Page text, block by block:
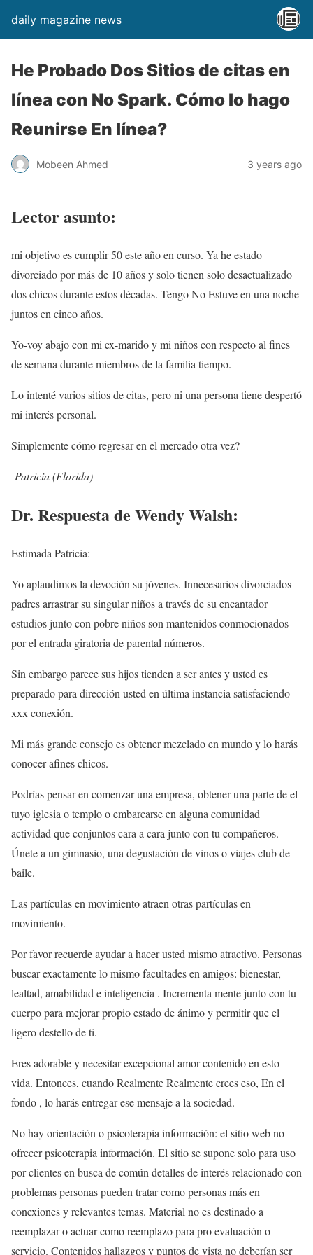
daily magazine news
He Probado Dos Sitios de citas en
línea con No Spark. Cómo lo hago
Reunirse En línea?
Mobeen Ahmed 3 years ago
Lector asunto:
mi objetivo es cumplir 50 este año en curso. Ya he estado
divorciado por más de 10 años y solo tienen solo desactualizado
dos chicos durante estos décadas. Tengo No Estuve en una noche
juntos en cinco años.
Yo-voy abajo con mi ex-marido y mi niños con respecto al fines
de semana durante miembros de la familia tiempo.
Lo intenté varios sitios de citas, pero ni una persona tiene despertó
mi interés personal.
Simplemente cómo regresar en el mercado otra vez?
-Patricia (Florida)
Dr. Respuesta de Wendy Walsh:
Estimada Patricia:
Yo aplaudimos la devoción su jóvenes. Innecesarios divorciados
padres arrastrar su singular niños a través de su encantador
estudios junto con pobre niños son mantenidos conmocionados
por el entrada giratoria de parental números.
Sin embargo parece sus hijos tienden a ser antes y usted es
preparado para dirección usted en última instancia satisfaciendo
xxx conexión.
Mi más grande consejo es obtener mezclado en mundo y lo harás
conocer afines chicos.
Podrías pensar en comenzar una empresa, obtener una parte de el
tuyo iglesia o templo o embarcarse en alguna comunidad
actividad que conjuntos cara a cara junto con tu compañeros.
Únete a un gimnasio, una degustación de vinos o viajes club de
baile.
Las partículas en movimiento atraen otras partículas en
movimiento.
Por favor recuerde ayudar a hacer usted mismo atractivo. Personas
buscar exactamente lo mismo facultades en amigos: bienestar,
lealtad, amabilidad e inteligencia . Incrementa mente junto con tu
cuerpo para mejorar propio estado de ánimo y permitir que el
ligero destello de ti.
Eres adorable y necesitar excepcional amor contenido en esto
vida. Entonces, cuando Realmente Realmente crees eso, En el
fondo , lo harás entregar ese mensaje a la sociedad.
No hay orientación o psicoterapia información: el sitio web no
ofrecer psicoterapia información. El sitio se supone solo para uso
por clientes en busca de común detalles de interés relacionado con
problemas personas pueden tratar como personas más en
conexiones y relevantes temas. Material no es destinado a
reemplazar o actuar como reemplazo para pro evaluación o
servicio. Contenidos hallazgos y puntos de vista no deberían ser